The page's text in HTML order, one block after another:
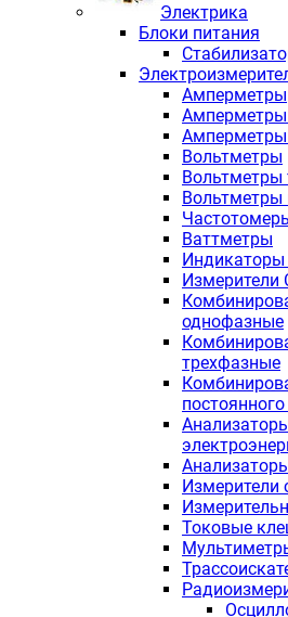
Электрика
Блоки питания
Амперметры
Амперметры
Вольтметры
Вольтметры
Вольтметры
Ваттметры
Индикаторы
Измерители
однофазные
трехфазные
Измерители
Токовые